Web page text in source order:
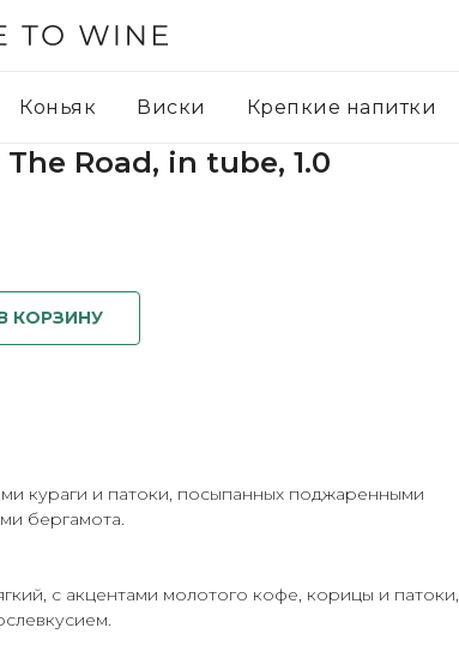
Коньяк Виски Крепкие напитки
Road, in tube, 1.0
КОРЗИНУ
кураги и патоки, посыпанных поджаренными
бергамота.
с акцентами молотого кофе, корицы и патоки,